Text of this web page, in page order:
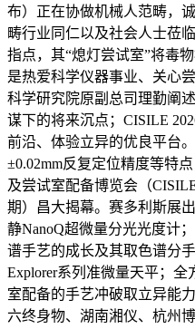
布）正在协做机械人范畴，
畴行业同仁以及社会人士莅
指点，其“熄灯尝试室”将毒
是热爱科学仪器事业、关心
科学研究院原副总司理勤阐
谋下的将来沉点；CISILE
前沿、体验立异的优良平台
±0.02mm反复定位精度等特
及尝试室配备博览会（
期）昌大揭幕。赛多利斯展
静NanoQ超微量分光光度计
谱手艺的成长及其取色谱分
Explorer系列准微量天平；
室配备的手艺冲破取立异能
六终身物、湖南湘仪、杭州